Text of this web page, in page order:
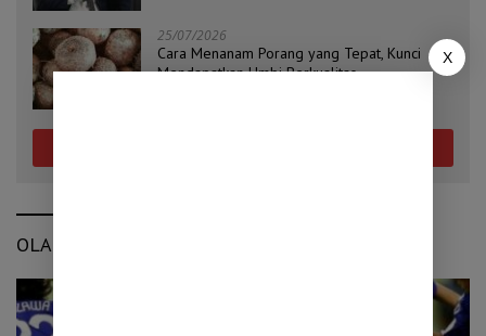
25/07/2026
Cara Menanam Porang yang Tepat, Kunci
Mendapatkan Umbi Berkualitas
OLAHRAGA
X